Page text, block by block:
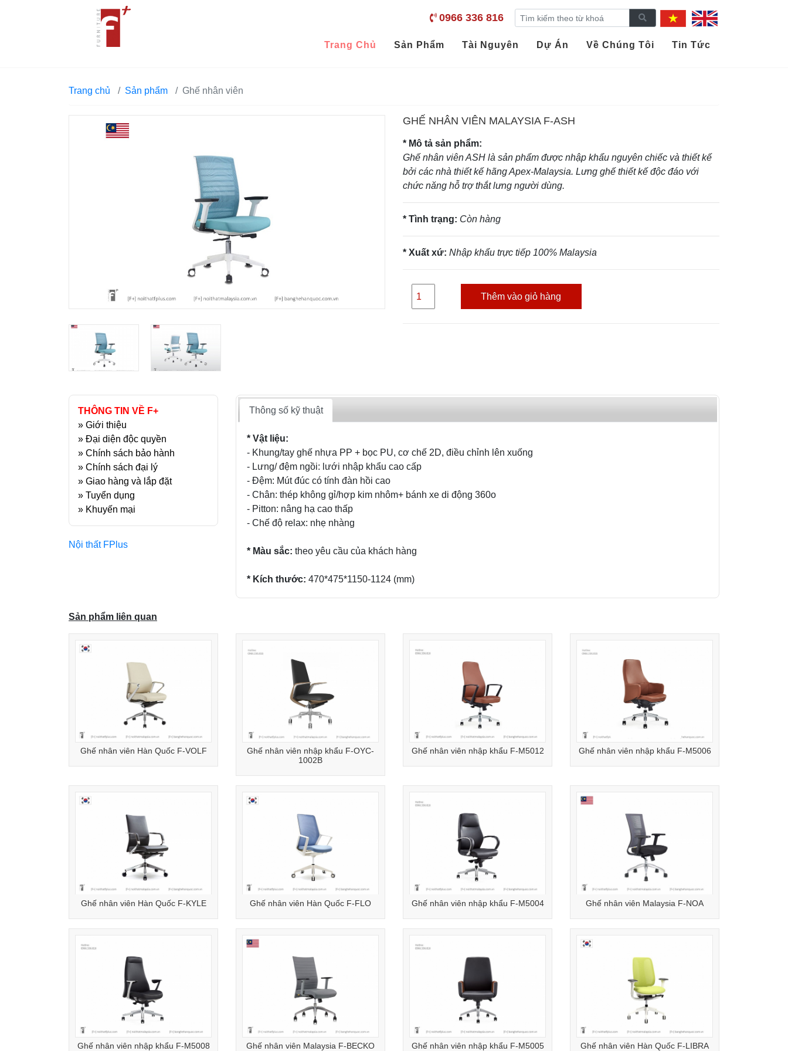
0966 336 816
Trang Chủ Sản Phẩm Tài Nguyên Dự Án Về Chúng Tôi Tin Tức
Trang chủ Sản phẩm Ghế nhân viên
GHẾ NHÂN VIÊN MALAYSIA F-ASH
* Mô tả sản phẩm:
Ghế nhân viên ASH là sản phẩm được nhập khẩu nguyên chiếc và thiết kế
bởi các nhà thiết kế hãng Apex-Malaysia. Lưng ghế thiết kế độc đáo với
chức năng hỗ trợ thắt lưng người dùng.
* Tình trạng: Còn hàng
* Xuất xứ: Nhập khẩu trực tiếp 100% Malaysia
Thêm vào giỏ hàng
THÔNG TIN VỀ F+
» Giới thiệu
» Đại diện độc quyền
» Chính sách bảo hành
» Chính sách đại lý
» Giao hàng và lắp đặt
» Tuyển dụng
» Khuyến mại
Nội thất FPlus
Thông số kỹ thuật
* Vật liệu:
- Khung/tay ghế nhựa PP + bọc PU, cơ chế 2D, điều chỉnh lên xuống
- Lưng/ đệm ngồi: lưới nhập khẩu cao cấp
- Đệm: Mút đúc có tính đàn hồi cao
- Chân: thép không gỉ/hợp kim nhôm+ bánh xe di động 360o
- Pitton: nâng hạ cao thấp
- Chế độ relax: nhẹ nhàng
* Màu sắc: theo yêu cầu của khách hàng
* Kích thước: 470*475*1150-1124 (mm)
Sản phẩm liên quan
Ghế nhân viên Hàn Quốc F-VOLF
Ghế nhân viên nhập khẩu F-OYC-
1002B
Ghế nhân viên nhập khẩu F-M5012 Ghế nhân viên nhập khẩu F-M5006
Ghế nhân viên Hàn Quốc F-KYLE Ghế nhân viên Hàn Quốc F-FLO Ghế nhân viên nhập khẩu F-M5004 Ghế nhân viên Malaysia F-NOA
Ghế nhân viên nhập khẩu F-M5008 Ghế nhân viên Malaysia F-BECKO Ghế nhân viên nhập khẩu F-M5005 Ghế nhân viên Hàn Quốc F-LIBRA